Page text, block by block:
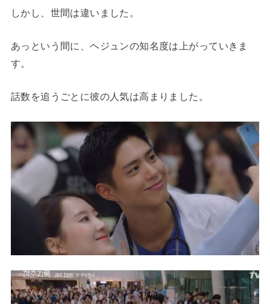
しかし、世間は違いました。
あっという間に、ヘジュンの知名度は上がっていきま
す。
話数を追うごとに彼の人気は高まりました。